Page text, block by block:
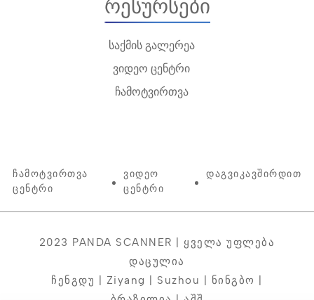
Რესურსები
საქმის გალერეა
ვიდეო ცენტრი
ჩამოტვირთვა
Ჩამოტვირთვა
Ცენტრი
Ვიდეო
Ცენტრი
Დაგვიკავშირდით
2023 PANDA SCANNER | Ყველა Უფლება
Დაცულია
Ჩენგდუ | Ziyang | Suzhou | Ნინგბო |